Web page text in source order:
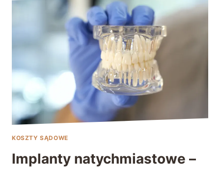
KOSZTY SĄDOWE
Implanty natychmiastowe –